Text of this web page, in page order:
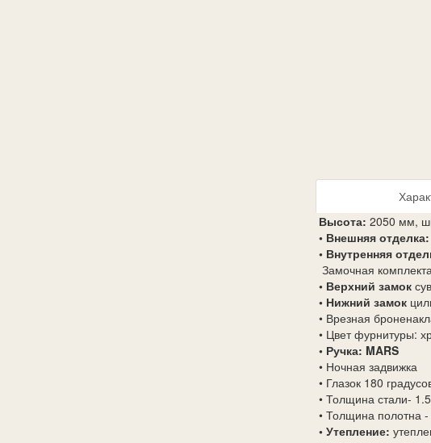
Высота: 2050 мм,
• Внешняя отделка:
• Внутренняя
Замочная
• Верхний замок
• Нижний замок
• Врезная
• Цвет фурнитуры:
• Ручка: MARS
• Ночная задвижка
• Глазок 180
• Толщина стали-
• Толщина полотна -
• Утепление: